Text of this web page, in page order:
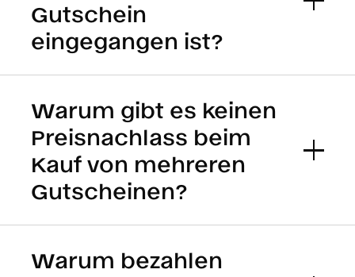
Gutschein
eingegangen ist?
Warum gibt es keinen
Preisnachlass beim
Kauf von mehreren
Gutscheinen?
Warum bezahlen